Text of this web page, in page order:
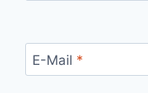
E-Mail *